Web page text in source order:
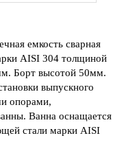
емкость сварная
AISI 304 толщиной
Борт высотой 50мм.
выпускного
опорами,
Ванна оснащается
стали марки AISI